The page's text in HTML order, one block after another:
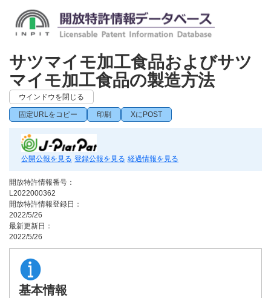
サツマイモ加工食品およびサツ
マイモ加工食品の製造方法
ウインドウを閉じる
固定URLをコピー 印刷 XにPOST
公開公報を見る 登録公報を見る 経過情報を見る
開放特許情報番号：
L2022000362
開放特許情報登録日：
2022/5/26
最新更新日：
2022/5/26
基本情報